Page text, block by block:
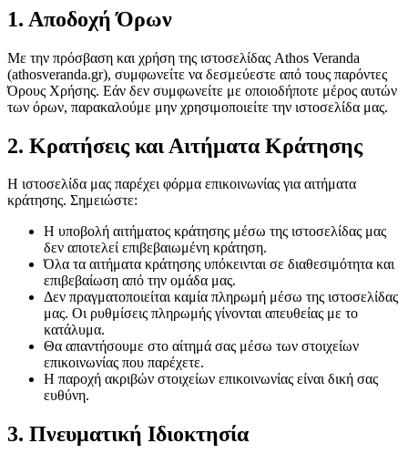
1. Αποδοχή Όρων
Με την πρόσβαση και χρήση της ιστοσελίδας Athos Veranda
(athosveranda.gr), συμφωνείτε να δεσμεύεστε από τους παρόντες
Όρους Χρήσης. Εάν δεν συμφωνείτε με οποιοδήποτε μέρος αυτών
των όρων, παρακαλούμε μην χρησιμοποιείτε την ιστοσελίδα μας.
2. Κρατήσεις και Αιτήματα Κράτησης
Η ιστοσελίδα μας παρέχει φόρμα επικοινωνίας για αιτήματα
κράτησης. Σημειώστε:
Η υποβολή αιτήματος κράτησης μέσω της ιστοσελίδας μας
δεν αποτελεί επιβεβαιωμένη κράτηση.
Όλα τα αιτήματα κράτησης υπόκεινται σε διαθεσιμότητα και
επιβεβαίωση από την ομάδα μας.
Δεν πραγματοποιείται καμία πληρωμή μέσω της ιστοσελίδας
μας. Οι ρυθμίσεις πληρωμής γίνονται απευθείας με το
κατάλυμα.
Θα απαντήσουμε στο αίτημά σας μέσω των στοιχείων
επικοινωνίας που παρέχετε.
Η παροχή ακριβών στοιχείων επικοινωνίας είναι δική σας
ευθύνη.
3. Πνευματική Ιδιοκτησία